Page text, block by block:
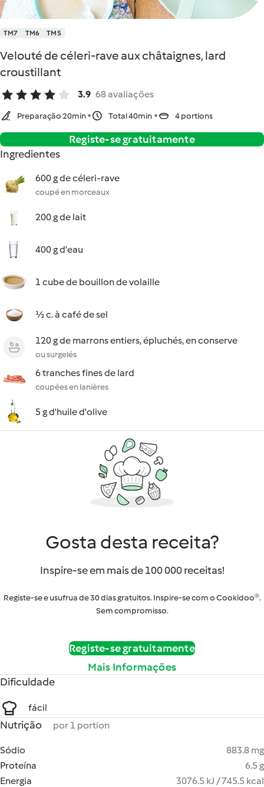
TM7 TM6 TM5
Velouté de céleri-rave aux châtaignes, lard
croustillant
3.9 68 avaliações
Preparação 20min Total 40min 4 portions
Registe-se gratuitamente
Ingredientes
600 g de céleri-rave
coupé en morceaux
200 g de lait
400 g d'eau
1 cube de bouillon de volaille
½ c. à café de sel
120 g de marrons entiers, épluchés, en conserve
ou surgelés
6 tranches fines de lard
coupées en lanières
5 g d'huile d'olive
Gosta desta receita?
Inspire-se em mais de 100 000 receitas!
Registe-se e usufrua de 30 dias gratuitos. Inspire-se com o Cookidoo®.
Sem compromisso.
Registe-se gratuitamente
Mais Informações
Dificuldade
fácil
Nutrição por 1 portion
Sódio
883.8 mg
Proteína
6.5 g
Energia
3076.5 kJ / 745.5 kcal